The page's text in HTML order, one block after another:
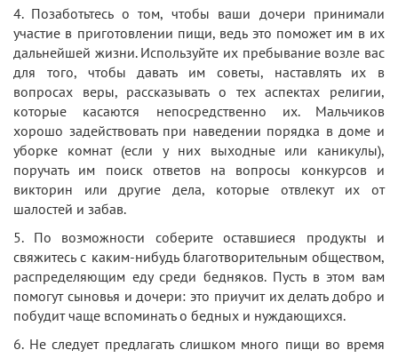
4. Позаботьтесь о том, чтобы ваши дочери принимали
участие в приготовлении пищи, ведь это поможет им в их
дальнейшей жизни. Используйте их пребывание возле вас
для того, чтобы давать им советы, наставлять их в
вопросах веры, рассказывать о тех аспектах религии,
которые касаются непосредственно их. Мальчиков
хорошо задействовать при наведении порядка в доме и
уборке комнат (если у них выходные или каникулы),
поручать им поиск ответов на вопросы конкурсов и
викторин или другие дела, которые отвлекут их от
шалостей и забав.
5. По возможности соберите оставшиеся продукты и
свяжитесь с каким-нибудь благотворительным обществом,
распределяющим еду среди бедняков. Пусть в этом вам
помогут сыновья и дочери: это приучит их делать добро и
побудит чаще вспоминать о бедных и нуждающихся.
6. Не следует предлагать слишком много пищи во время